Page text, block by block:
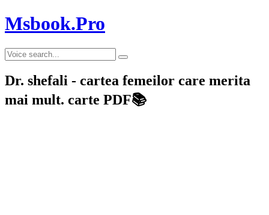
Msbook.Pro
Dr. shefali - cartea femeilor care merita
mai mult. carte PDF📚